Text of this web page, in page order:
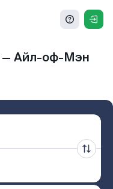
— Айл-оф-Мэн